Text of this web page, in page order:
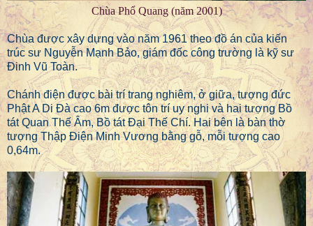
Chùa Phổ Quang (năm 2001)
Chùa được xây dựng vào năm 1961 theo đồ án của kiến
trúc sư Nguyễn Mạnh Bảo, giám đốc công trường là kỹ sư
Đinh Vũ Toàn.
Chánh điện được bài trí trang nghiêm, ở giữa, tượng đức
Phật A Di Đà cao 6m được tôn trí uy nghi và hai tượng Bồ
tát Quan Thế Âm, Bồ tát Đại Thế Chí. Hai bên là bàn thờ
tượng Thập Điện Minh Vương bằng gỗ, mỗi tượng cao
0,64m.